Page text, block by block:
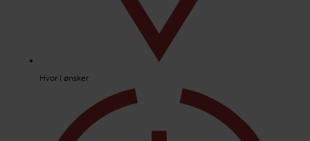
Hvor I ønsker